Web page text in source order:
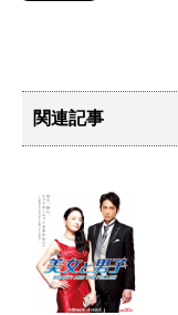
関連記事